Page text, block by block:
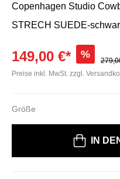
Copenhagen Studio
STRECH SUEDE-
149,00 €* %
Preise inkl. MwSt. zzgl.
Größe
IN